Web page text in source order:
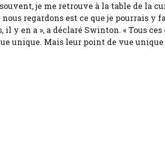
je me retrouve à la table de la
regardons est ce que je pourrais y
y en a », a déclaré Swinton. « Tous ces
unique. Mais leur point de vue unique